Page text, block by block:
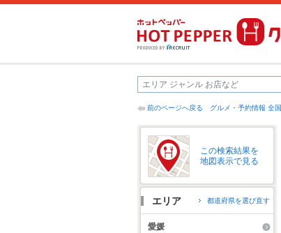
前のページへ戻る グルメ・予約情報 全国
この検索結果を
地図表示で見る
エリア 都道府県を選び直す
愛媛